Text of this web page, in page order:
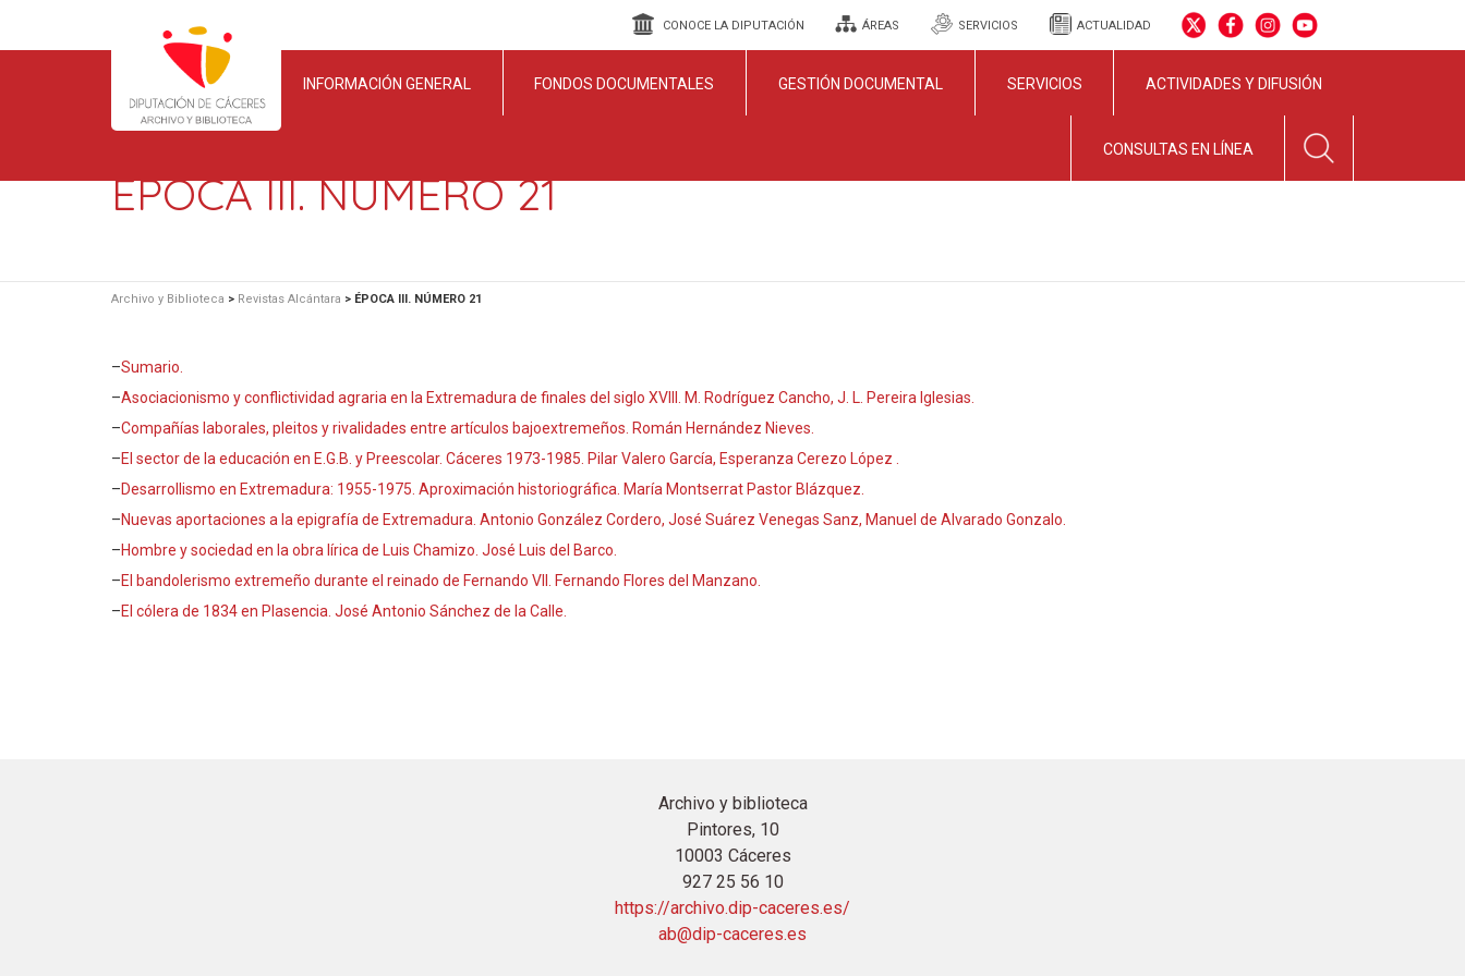
CONOCE LA DIPUTACIÓN ÁREAS SERVICIOS ACTUALIDAD
INFORMACIÓN GENERAL FONDOS DOCUMENTALES GESTIÓN DOCUMENTAL SERVICIOS ACTIVIDADES Y DIFUSIÓN
CONSULTAS EN LÍNEA
ÉPOCA III. NÚMERO 21
Archivo y Biblioteca > Revistas Alcántara > ÉPOCA III. NÚMERO 21
–Sumario.
–Asociacionismo y conflictividad agraria en la Extremadura de finales del siglo XVIII. M. Rodríguez Cancho, J. L. Pereira Iglesias.
–Compañías laborales, pleitos y rivalidades entre artículos bajoextremeños. Román Hernández Nieves.
–El sector de la educación en E.G.B. y Preescolar. Cáceres 1973-1985. Pilar Valero García, Esperanza Cerezo López .
–Desarrollismo en Extremadura: 1955-1975. Aproximación historiográfica. María Montserrat Pastor Blázquez.
–Nuevas aportaciones a la epigrafía de Extremadura. Antonio González Cordero, José Suárez Venegas Sanz, Manuel de Alvarado Gonzalo.
–Hombre y sociedad en la obra lírica de Luis Chamizo. José Luis del Barco.
–El bandolerismo extremeño durante el reinado de Fernando VII. Fernando Flores del Manzano.
–El cólera de 1834 en Plasencia. José Antonio Sánchez de la Calle.
Archivo y biblioteca
Pintores, 10
10003 Cáceres
927 25 56 10
https://archivo.dip-caceres.es/
ab@dip-caceres.es